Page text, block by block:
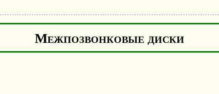
Межпозвонковые диски